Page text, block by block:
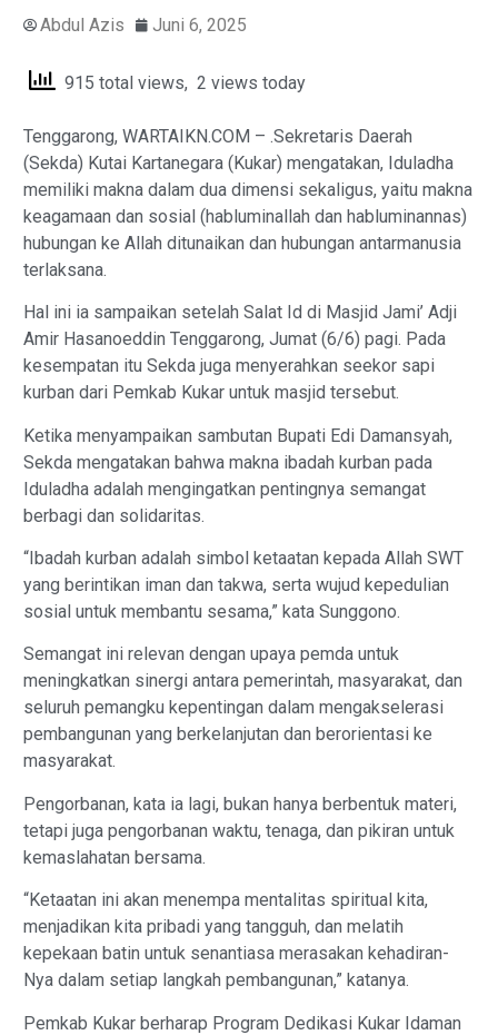
Abdul Azis Juni 6, 2025
915 total views, 2 views today
Tenggarong, WARTAIKN.COM – .Sekretaris Daerah
(Sekda) Kutai Kartanegara (Kukar) mengatakan, Iduladha
memiliki makna dalam dua dimensi sekaligus, yaitu makna
keagamaan dan sosial (habluminallah dan habluminannas)
hubungan ke Allah ditunaikan dan hubungan antarmanusia
terlaksana.
Hal ini ia sampaikan setelah Salat Id di Masjid Jami’ Adji
Amir Hasanoeddin Tenggarong, Jumat (6/6) pagi. Pada
kesempatan itu Sekda juga menyerahkan seekor sapi
kurban dari Pemkab Kukar untuk masjid tersebut.
Ketika menyampaikan sambutan Bupati Edi Damansyah,
Sekda mengatakan bahwa makna ibadah kurban pada
Iduladha adalah mengingatkan pentingnya semangat
berbagi dan solidaritas.
“Ibadah kurban adalah simbol ketaatan kepada Allah SWT
yang berintikan iman dan takwa, serta wujud kepedulian
sosial untuk membantu sesama,” kata Sunggono.
Semangat ini relevan dengan upaya pemda untuk
meningkatkan sinergi antara pemerintah, masyarakat, dan
seluruh pemangku kepentingan dalam mengakselerasi
pembangunan yang berkelanjutan dan berorientasi ke
masyarakat.
Pengorbanan, kata ia lagi, bukan hanya berbentuk materi,
tetapi juga pengorbanan waktu, tenaga, dan pikiran untuk
kemaslahatan bersama.
“Ketaatan ini akan menempa mentalitas spiritual kita,
menjadikan kita pribadi yang tangguh, dan melatih
kepekaan batin untuk senantiasa merasakan kehadiran-
Nya dalam setiap langkah pembangunan,” katanya.
Pemkab Kukar berharap Program Dedikasi Kukar Idaman